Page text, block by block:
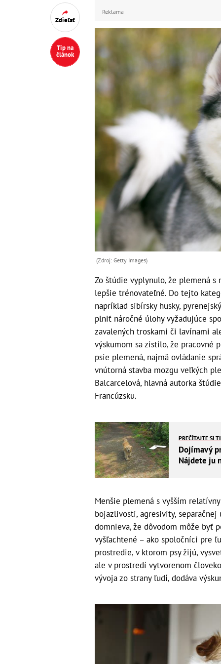
Zdieľať
Tip na
článok
Reklama
(Zdroj: Getty Images)
Zo štúdie vyplynulo, že plemená
lepšie trénovateľné. Do tejto
napríklad sibírsky husky,
plniť náročné úlohy vyžadujúce
zavalených troskami či lavínami
výskumom sa zistilo, že pracovné
psie plemená, najmä ovládanie
vnútorná stavba mozgu veľkých
Balcarcelová, hlavná autorka
Francúzsku.
PREČÍTAJTE SI
Dojímavý
Nájdete ju
Menšie plemená s vyšším
bojazlivosti, agresivity, separačnej
domnieva, že dôvodom môže byť
vyšľachtené – ako spoločníci pre
prostredie, v ktorom psy žijú,
ale v prostredí vytvorenom
vývoja zo strany ľudí, dodáva